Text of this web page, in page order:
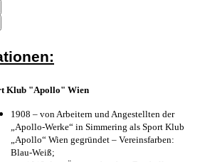
Klub "Apollo" Wien
1908 – von Arbeitern und Angestellten der
„Apollo-Werke“ in Simmering als Sport Klub
„Apollo“ Wien gegründet – Vereinsfarben:
Blau-Weiß;